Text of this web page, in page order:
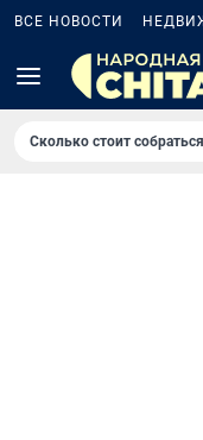
ВСЕ НОВОСТИ
Сколько стоит